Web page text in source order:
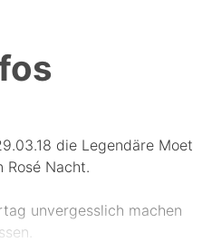
die Legendäre Moet
Rosé Nacht.
unvergesslich machen